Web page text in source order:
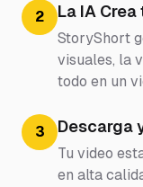
2 La IA
StoryShort
visuales, la
todo en un
3 Descarga
Tu video
en alta